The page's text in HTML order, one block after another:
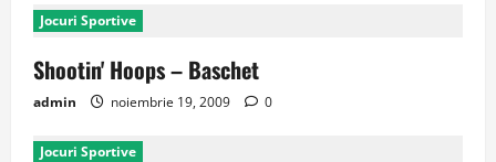
Jocuri Sportive
Shootin' Hoops – Baschet
admin noiembrie 19, 2009 0
Jocuri Sportive